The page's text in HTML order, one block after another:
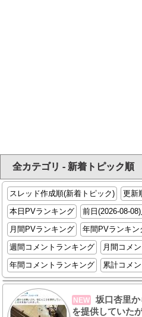
全カテゴリ - 新着トピック順
スレッド作成順(新着トピック)
更新
本日PVランキング
前日(2026-08-
月間PVランキング
年間PVランキン
週間コメントランキング
月間コメ
年間コメントランキング
累計コメ
NEW
坂口杏里
を提供していた